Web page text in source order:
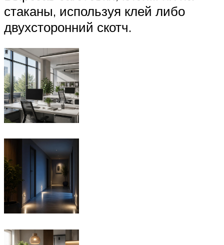
стаканы, используя клей либо
двухсторонний скотч.